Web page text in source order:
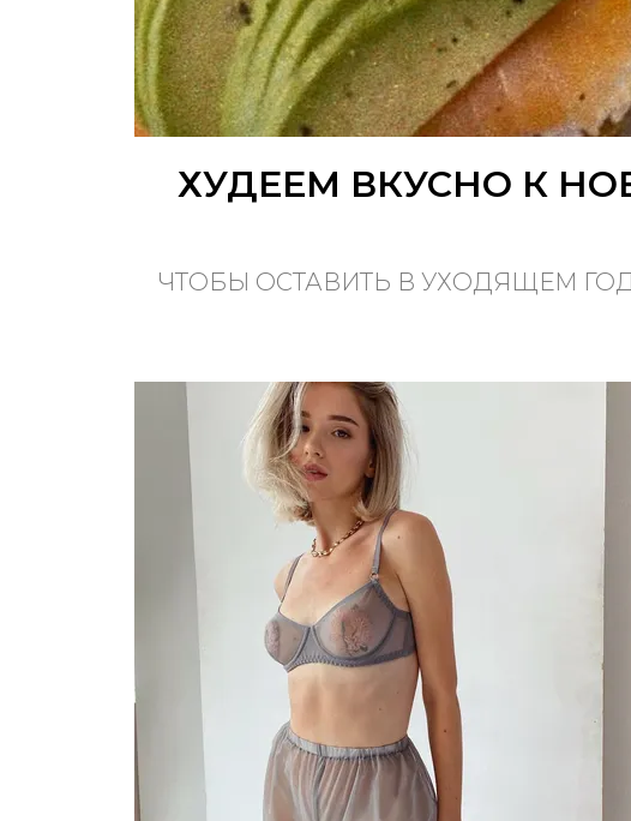
ХУДЕЕМ ВКУСНО К
ЧТОБЫ ОСТАВИТЬ В УХОДЯЩЕМ